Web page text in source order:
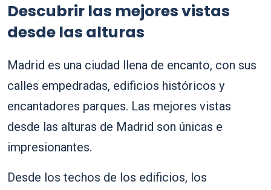
Descubrir las mejores vistas
desde las alturas
Madrid es una ciudad llena de encanto, con sus
calles empedradas, edificios históricos y
encantadores parques. Las mejores vistas
desde las alturas de Madrid son únicas e
impresionantes.
Desde los techos de los edificios, los